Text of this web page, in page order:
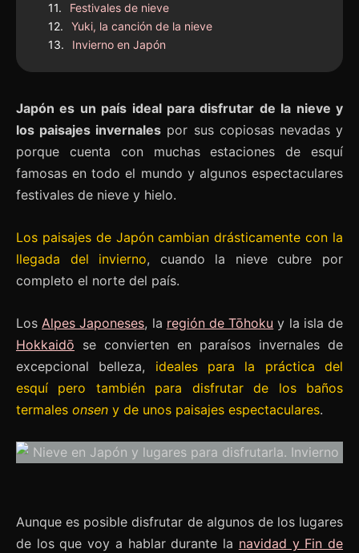
Festivales de nieve
Yuki, la canción de la nieve
Invierno en Japón
Japón es un país ideal para disfrutar de la nieve y
los paisajes invernales por sus copiosas nevadas y
porque cuenta con muchas estaciones de esquí
famosas en todo el mundo y algunos espectaculares
festivales de nieve y hielo.
Los paisajes de Japón cambian drásticamente con la
llegada del invierno, cuando la nieve cubre por
completo el norte del país.
LosAlpes Japoneses, la región de Tōhoku y la isla de
Hokkaidō se convierten en paraísos invernales de
excepcional belleza, ideales para la práctica del
esquí pero también para disfrutar de los baños
termales onsen y de unos paisajes espectaculares.
Aunque es posible disfrutar de algunos de los lugares
de los que voy a hablar durante la navidad y Fin de